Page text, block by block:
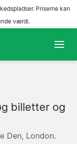
Priserne kan
værdi.
billetter og
Den, London.